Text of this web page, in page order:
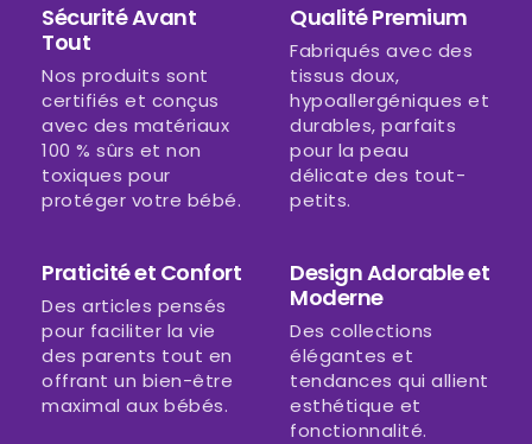
Sécurité Avant
Tout
Nos produits sont
certifiés et conçus
avec des matériaux
100 % sûrs et non
toxiques pour
protéger votre bébé.
Qualité Premium
Fabriqués avec des
tissus doux,
hypoallergéniques et
durables, parfaits
pour la peau
délicate des tout-
petits.
Praticité et Confort
Des articles pensés
pour faciliter la vie
des parents tout en
offrant un bien-être
maximal aux bébés.
Design Adorable et
Moderne
Des collections
élégantes et
tendances qui allient
esthétique et
fonctionnalité.